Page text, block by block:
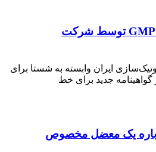
دریافت چهار گواهینامه GMP توسط شرکت
ایران وابسته به شستا برای
جدید برای خط
یک معضل مخصوص